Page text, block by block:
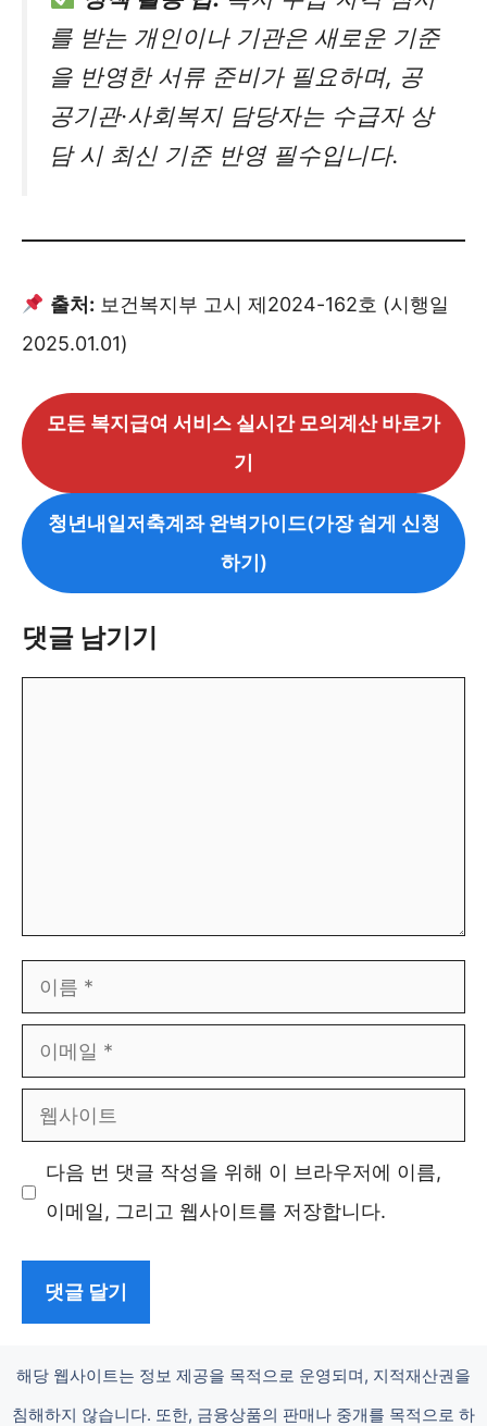
를 받는 개인이나 기관은 새로운 기준
을 반영한 서류 준비가 필요하며, 공
공기관·사회복지 담당자는 수급자 상
담 시 최신 기준 반영 필수입니다.
출처: 보건복지부 고시 제2024-162호 (시행일
2025.01.01)
모든 복지급여 서비스 실시간 모의계산 바로가
기
청년내일저축계좌 완벽가이드(가장 쉽게 신청
하기)
댓글 남기기
름
메
사
이
다음 번 댓글 작성을 위해 이 브라우저에 이름,
이메일, 그리고 웹사이트를 저장합니다.
해당 웹사이트는 정보 제공을 목적으로 운영되며, 지적재산권을
침해하지 않습니다. 또한, 금융상품의 판매나 중개를 목적으로 하